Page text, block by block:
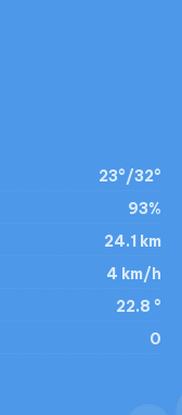
23°/32°
93%
24.1 km
4 km/h
22.8 °
0